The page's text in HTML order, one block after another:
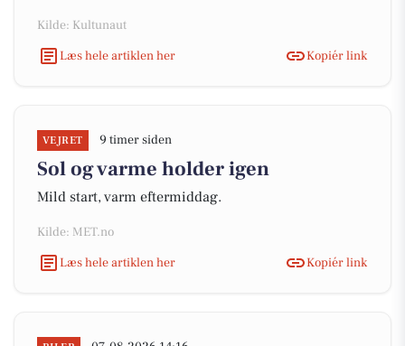
Kilde: Kultunaut
Læs hele artiklen her
Kopiér link
VEJRET 9 timer siden
Sol og varme holder igen
Mild start, varm eftermiddag.
Kilde: MET.no
Læs hele artiklen her
Kopiér link